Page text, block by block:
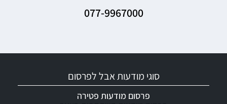
077-9967000
סוגי מודעות אבל לפרסום
פרסום מודעות פטירה